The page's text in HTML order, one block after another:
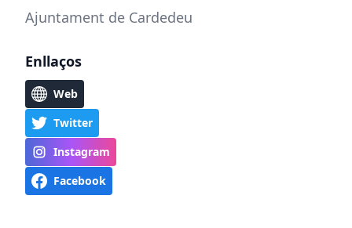
Ajuntament de Cardedeu
Enllaços
Web
Twitter
Instagram
Facebook